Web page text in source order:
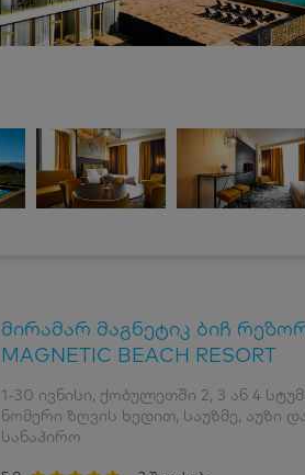
მირამარ მაგნეტიკ ბიჩ
MAGNETIC BEACH RESORT
1-30 ივნისი, ქობულეთში 2, 3 ან 4
ნომერი ზღვის ხედით, საუზმე, აუზი
სანაპირო